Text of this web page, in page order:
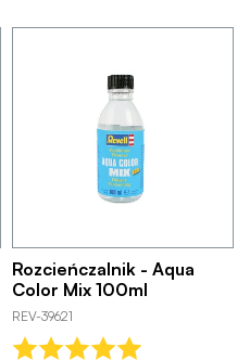
Rozcieńczalnik - Aqua
Color Mix 100ml
REV-39621